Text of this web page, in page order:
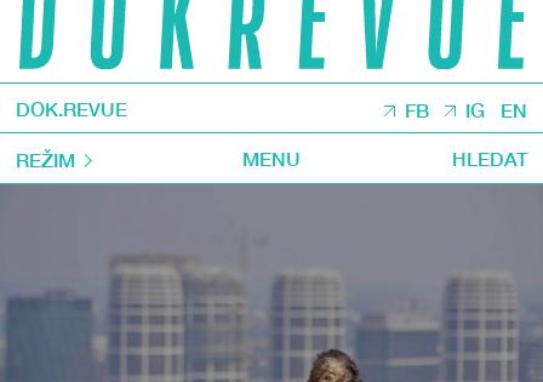
DOK.REVUE FB IG EN
REŽIM MENU HLEDAT